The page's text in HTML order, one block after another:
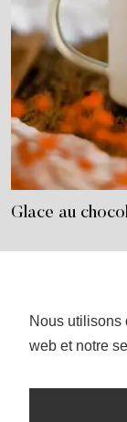
Nous utilisons
web et notre
Glace au